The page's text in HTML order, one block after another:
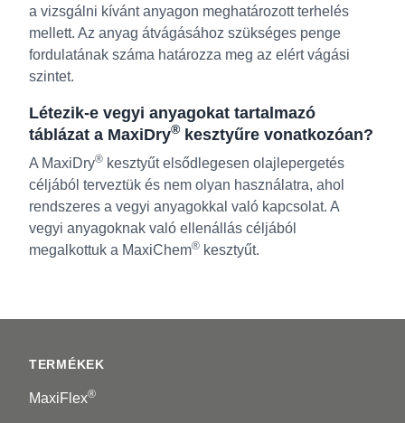
a vizsgálni kívánt anyagon meghatározott terhelés
mellett. Az anyag átvágásához szükséges penge
fordulatának száma határozza meg az elért vágási
szintet.
Létezik-e vegyi anyagokat tartalmazó
táblázat a MaxiDry® kesztyűre vonatkozóan?
A MaxiDry® kesztyűt elsődlegesen olajlepergetés
céljából terveztük és nem olyan használatra, ahol
rendszeres a vegyi anyagokkal való kapcsolat. A
vegyi anyagoknak való ellenállás céljából
megalkottuk a MaxiChem® kesztyűt.
TERMÉKEK
MaxiFlex®